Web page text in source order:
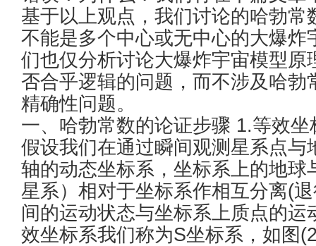
基于以上观点，我们讨论的哈勃
不能是多个中心或无中心的大爆
们也仅分析讨论大爆炸宇宙模型
否合乎逻辑的问题，而不涉及哈
精确性问题。
一、哈勃常数的论证步骤 1.等效
假设我们在通过瞬间观测星系点
轴的动态坐标系，坐标系上的地
星系）相对于坐标系作相互分离(
间的运动状态与坐标系上质点的
效坐标系我们称为S坐标系，如图